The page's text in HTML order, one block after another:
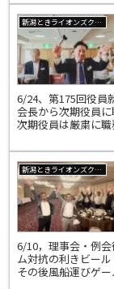
新潟ときライオンズクラブ
6/24、第175回役員
会長から次期役員
次期役員は厳粛に
新潟ときライオンズクラブ
6/10，理事会・例
ム対抗の利きビー
その後風船運びゲ